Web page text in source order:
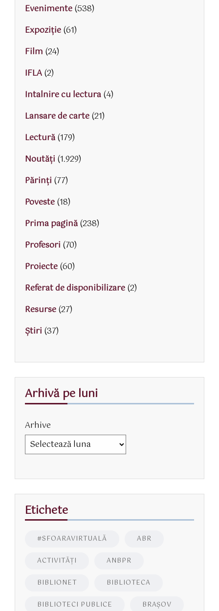
Evenimente(538)
Expoziție(61)
Film (24)
IFLA(2)
Intalnire cu lectura(4)
Lansare de carte(21)
Lectură(179)
Noutăți (1.929)
Părinţi (77)
Poveste(18)
Prima pagină(238)
Profesori (70)
Proiecte(60)
Referat de disponibilizare(2)
Resurse(27)
Știri (37)
Arhivă pe luni
Arhive
Etichete
#SFOARAVIRTUALĂ ABR
ACTIVITĂŢI ANBPR
BIBLIONET BIBLIOTECA
BIBLIOTECI PUBLICE BRAŞOV